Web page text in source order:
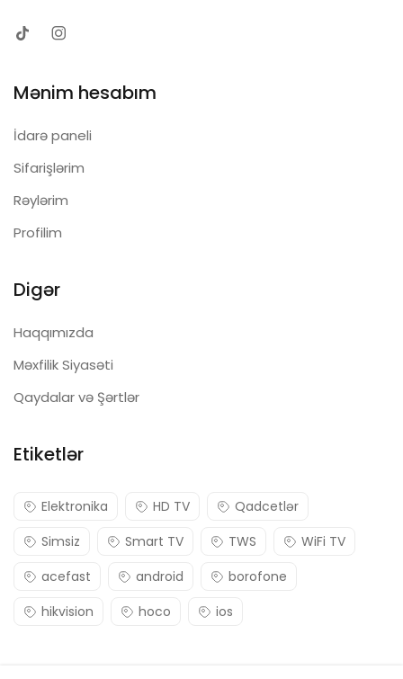
Mənim hesabım
İdarə paneli
Sifarişlərim
Rəylərim
Profilim
Digər
Haqqımızda
Məxfilik Siyasəti
Qaydalar və Şərtlər
Etiketlər
Elektronika HD TV
Qadcetlər
Simsiz
Smart TV TWS
WiFi TV
acefast
android
borofone
hikvision
hoco ios